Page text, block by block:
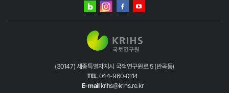
네이버
인스타그램
(30147) 세종특별자치시 국책연구원로 5 (반곡동)
TEL 044-960-0114
E-mail krihs@krihs.re.kr